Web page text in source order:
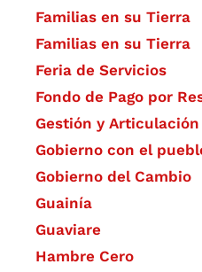
Familias en su Tierra
Familias en su Tierra
Feria de Servicios
Fondo de Pago por
Gestión y
Gobierno con el
Gobierno del Cambio
Guainía
Guaviare
Hambre Cero